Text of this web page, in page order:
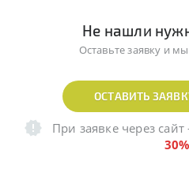
Не нашли
Оставьте заявку и
ОСТАВИТЬ
При заявке через сайт
30%